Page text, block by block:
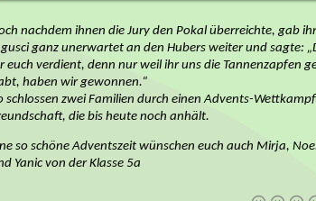
nachdem ihnen die Jury den Pokal überreichte, gab
ganz unerwartet an den Hubers weiter und sagte:
euch verdient, denn nur weil ihr uns die Tannenzapfen
haben wir gewonnen.“
schlossen zwei Familien durch einen Advents-
die bis heute noch anhält.
so schöne Adventszeit wünschen euch auch Mirja,
Yanic von der Klasse 5a